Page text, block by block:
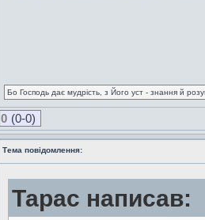
Бо Господь дає мудрість, з Його уст - знання й
0 (0-0)
Тема повідомлення:
Тарас написав: